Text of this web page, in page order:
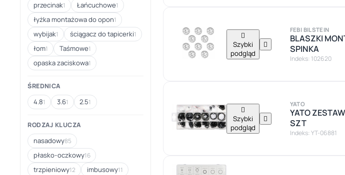
przecinak1 Łańcuchowe1
łyżka montażowa do opon1
wybijak1 ściągacz do tapicerki1
łom1 Taśmowe1
opaska zaciskowa1
ŚREDNICA
4.81 3.61 2.51
RODZAJ KLUCZA
nasadowy85
płasko-oczkowy16
trzpieniowy12 imbusowy11

Szybki
podgląd

FEBI BILSTEIN
BLASZKI
SPINKA
Indeks: 102620

Szybki
podgląd

YATO
YATO
SZT
Indeks: YT-06881